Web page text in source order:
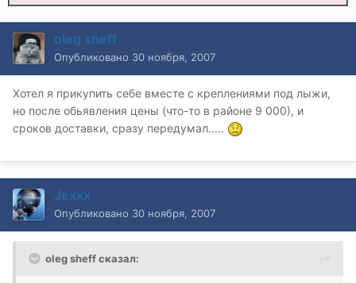
oleg sheff
Опубликовано 30 ноября, 2007
Хотел я прикупить себе вместе с креплениями под лыжи,
но после обьявления цены (что-то в районе 9 000), и
сроков доставки, сразу передумал.....
Jexxx
Опубликовано 30 ноября, 2007
oleg sheff сказал: